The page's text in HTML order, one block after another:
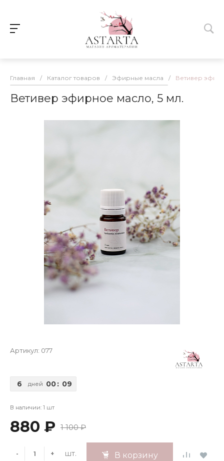
Главная / Каталог товаров / Эфирные масла / Ветивер
Ветивер эфирное масло, 5 мл.
Артикул: 077
6 дней 00: 09
В наличии: 1 шт
880 ₽ 1 100 ₽
- + шт. В корзину